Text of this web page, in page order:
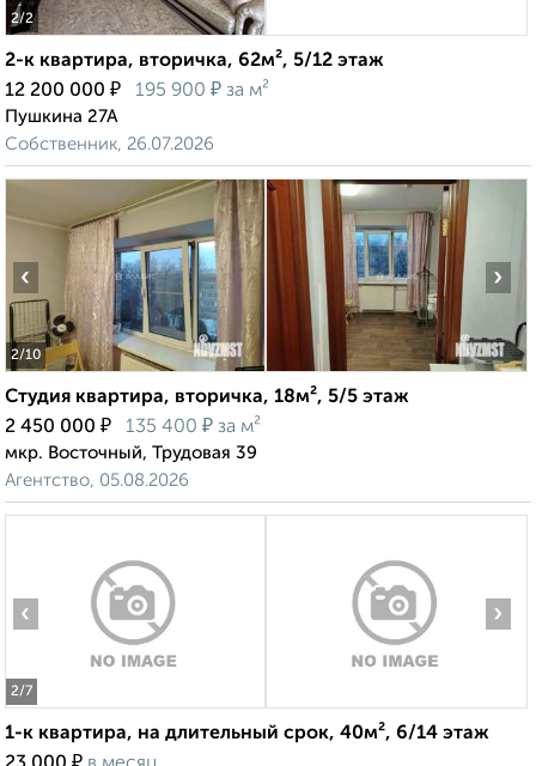
2/2
2-к квартира, вторичка, 62м², 5/12 этаж
12 200 000 ₽ 195 900 ₽ за м²
Пушкина 27А
Собственник, 26.07.2026
2/10
‹ ›
Студия квартира, вторичка, 18м², 5/5 этаж
2 450 000 ₽ 135 400 ₽ за м²
мкр. Восточный, Трудовая 39
Агентство, 05.08.2026
2/7
‹ ›
1-к квартира, на длительный срок, 40м², 6/14 этаж